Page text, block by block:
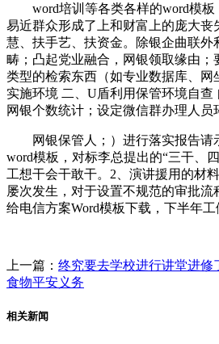
word培训等各类各样的word模板
易近群众形成了上和财富上的庞大丧
慧、扶手艺、扶资金。除银企曲联外
畴；凸起党业融合，网银领取缘由；
类型的检索东西（如专业数据库、网
实施环境 二、U盾利用保管环境自查
网银个数统计；设定微信群办理人员
网银保管人；）进行落实报告请
word模板，对标李总提出的“三干、
工想干会干敢干。2、演讲援用的材
屡次发生，对于设置不规范的审批
给电信方案Word模板下载，下半年工
上一篇： 终究要去学校进行讲堂进修
食物平安义务
相关新闻